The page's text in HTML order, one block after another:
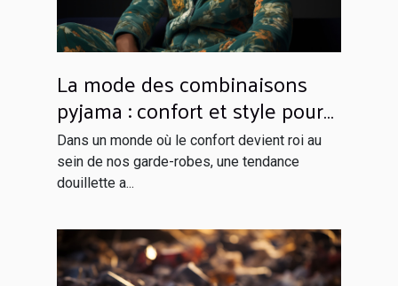
La mode des combinaisons
pyjama : confort et style pour
rester à la maison
Dans un monde où le confort devient roi au
sein de nos garde-robes, une tendance
douillette a...